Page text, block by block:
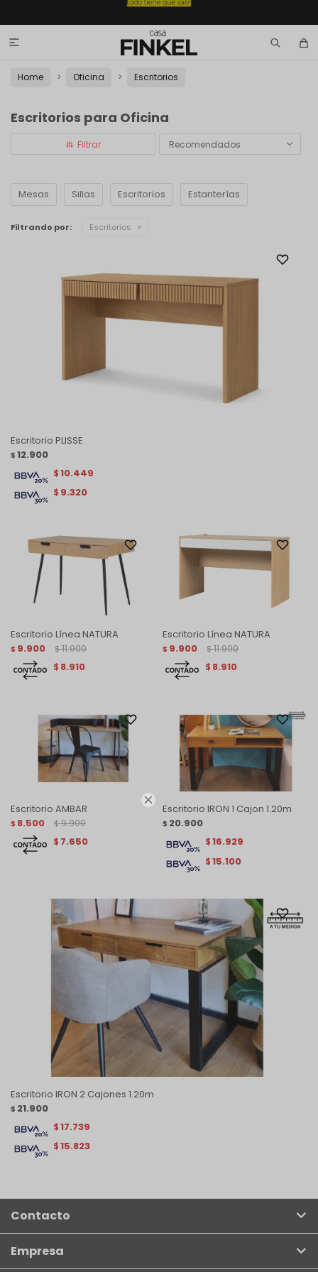


Home Oficina Escritorios
Escritorios para Oficina
Recomendados
Mesas Sillas Escritorios Estanterías
Filtrando por: Escritorios
Escritorio PLISSE
$ 12.900
$ 9.320
$10.449
Escritorio Línea NATURA
$ 9.900 $ 11.900
$ 8.910
Escritorio Línea NATURA
$ 9.900 $ 11.900
$ 8.910
Escritorio AMBAR
$ 8.500 $ 9.900
$ 7.650
Escritorio IRON 1 Cajon 1.20m
$ 20.900
$15.100
$16.929
Escritorio IRON 2 Cajones 1.20m
$ 21.900
$15.823
$17.739
Contacto
Empresa